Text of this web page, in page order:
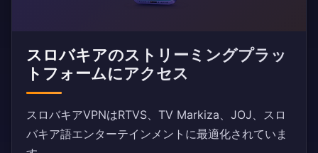
スロバキアのストリーミングプラッ
トフォームにアクセス
スロバキアVPNはRTVS、TV Markiza、JOJ、スロ
バキア語エンターテインメントに最適化されていま